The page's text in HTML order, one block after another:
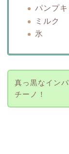
パンプ
ミルク
氷
真っ黒なイン
チーノ！